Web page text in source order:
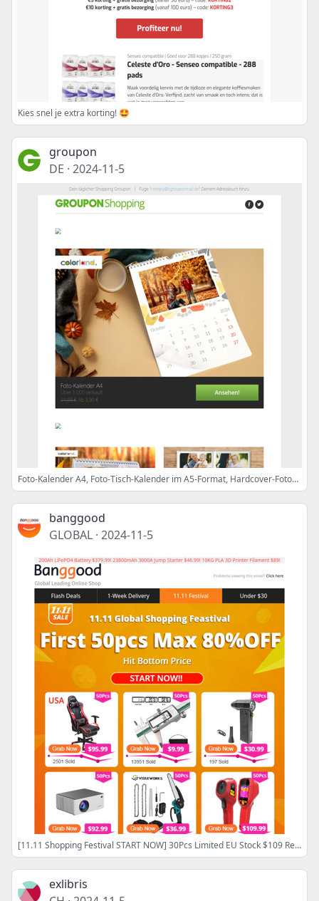
Kies snel je extra korting! 🤩
groupon
DE · 2024-11-5
Foto-Kalender A4, Foto-Tisch-Kalender im A5-Format, Hardcover-Fotobuch im A4-Format, XXL Classic / Family o. Wellness-Adventskalender + Gamer o. Beauty Box & mehr
banggood
GLOBAL · 2024-11-5
[11.11 Shopping Festival START NOW] 30Pcs Limited EU Stock $109 Refurbished ATOMSTACK A5 PRO Laser Engraver! Douxlife Message Gaming Chair From $95.99!
exlibris